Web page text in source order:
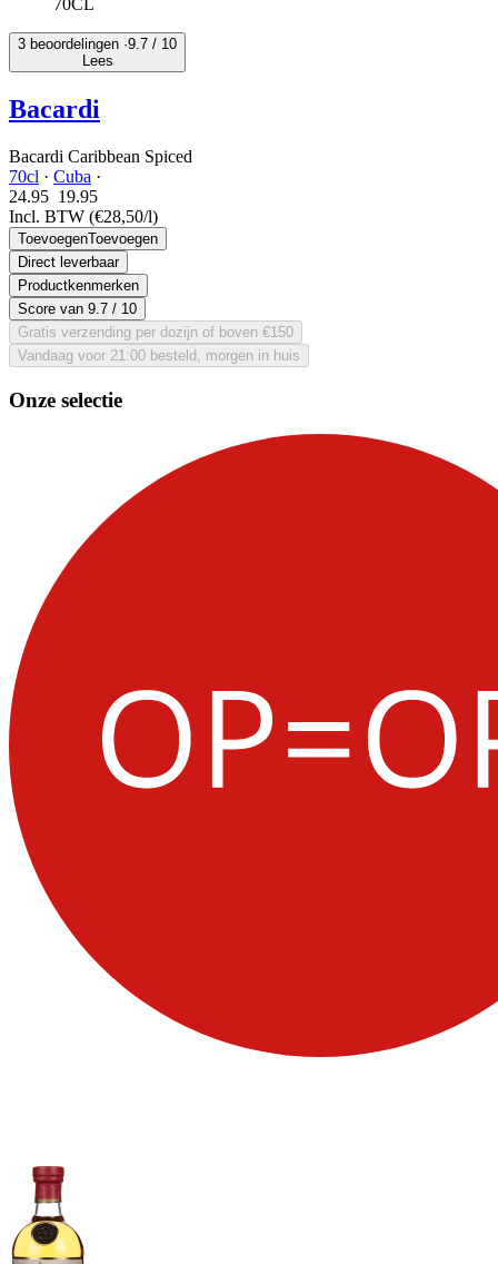
70CL
3 beoordelingen ·9.7 / 10
Lees
Bacardi
Bacardi Caribbean Spiced
70cl · Cuba ·
24.95 19.95
Incl. BTW (€28,50/l)
ToevoegenToevoegen
Direct leverbaar
Productkenmerken
Score van 9.7 / 10
Gratis verzending per dozijn of boven €150
Vandaag voor 21:00 besteld, morgen in huis
Onze selectie